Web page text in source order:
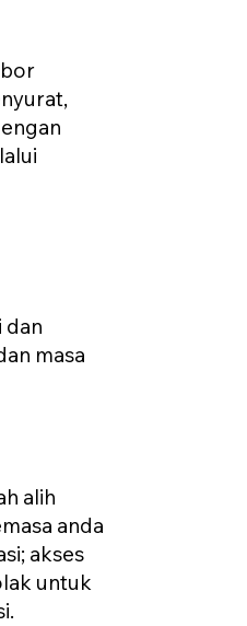
dan
masa
alih
anda
akses
untuk